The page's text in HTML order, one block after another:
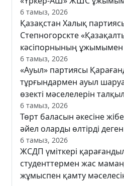
6 тамыз, 2026
Қазақстан Халық
Степногорскте
кәсіпорнының ұжымымен
6 тамыз, 2026
«Ауыл» партиясы
тұрғындармен ауыл
өзекті мәселелерін
6 тамыз, 2026
Төрт баласын әкесіне
әйел оларды өлтірді деген
6 тамыз, 2026
ЖСДП үміткері
студенттермен жас
жұмыспен қамту